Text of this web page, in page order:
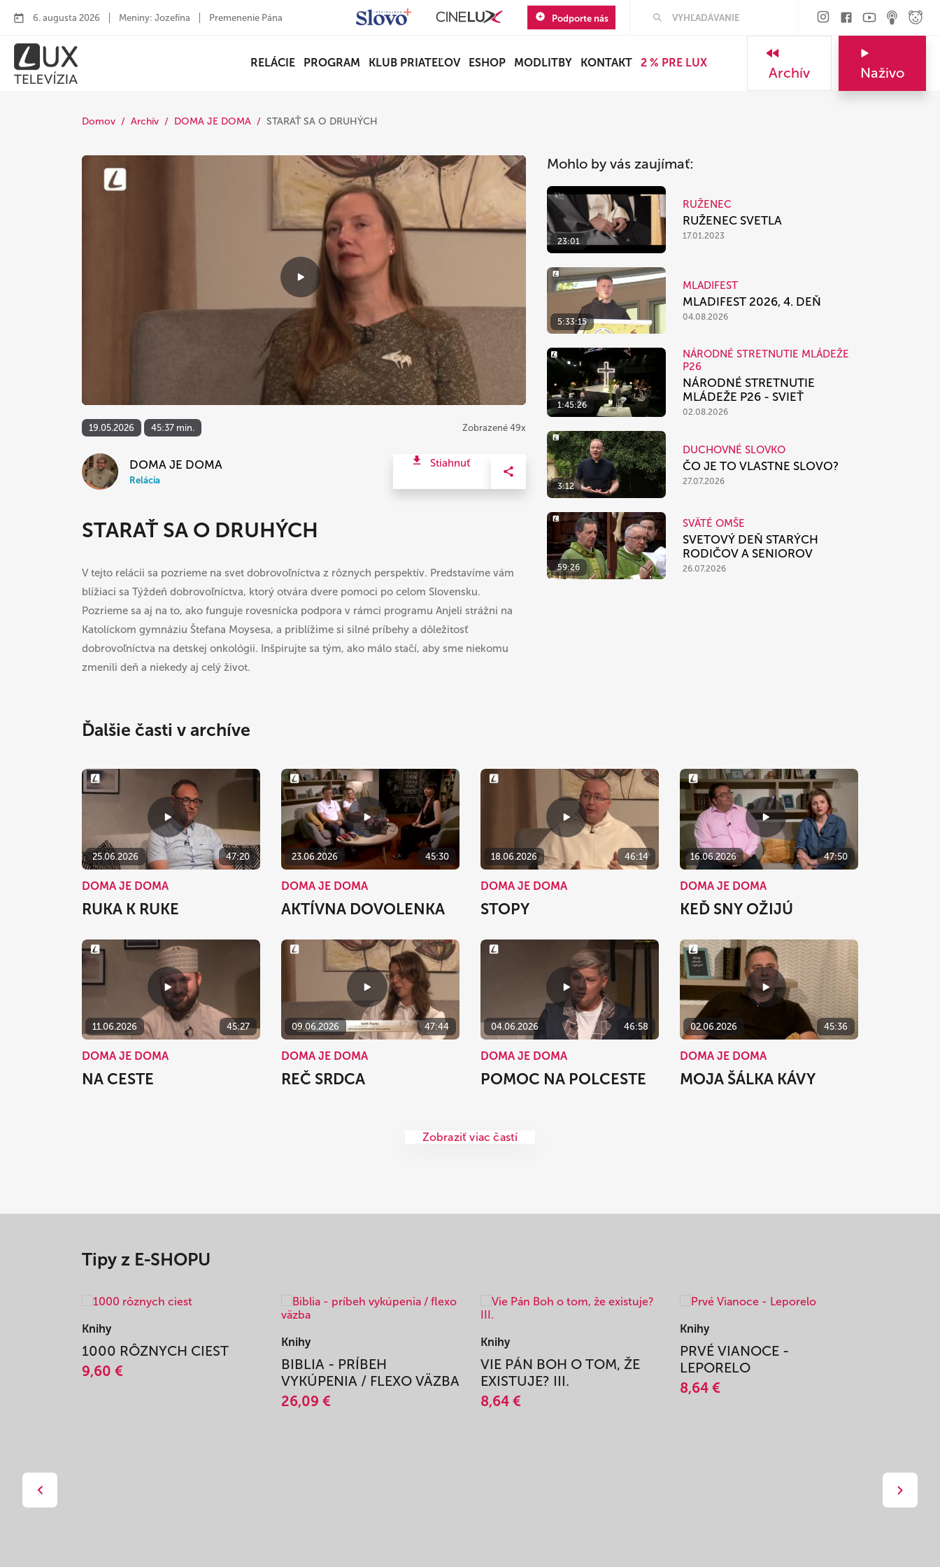
6. augusta 2026 Meniny: Jozefína Premenenie Pána Podporte nás
RELÁCIE PROGRAM KLUB PRIATEĽOV ESHOP MODLITBY KONTAKT 2 % PRE LUX
Archív Naživo
Domov Archív DOMA JE DOMA STARAŤ SA O DRUHÝCH
Play
Video
19.05.2026 45:37 min. Zobrazené 49x
DOMA JE DOMA
Relácia
Stiahnuť
STARAŤ SA O DRUHÝCH
V tejto relácii sa pozrieme na svet dobrovoľníctva z rôznych perspektív. Predstavíme vám
blížiaci sa Týždeň dobrovoľníctva, ktorý otvára dvere pomoci po celom Slovensku.
Pozrieme sa aj na to, ako funguje rovesnícka podpora v rámci programu Anjeli strážni na
Katolíckom gymnáziu Štefana Moysesa, a priblížime si silné príbehy a dôležitosť
dobrovoľníctva na detskej onkológii. Inšpirujte sa tým, ako málo stačí, aby sme niekomu
zmenili deň a niekedy aj celý život.
Mohlo by vás zaujímať:
23:01
RUŽENEC
RUŽENEC SVETLA
17.01.2023
5:33:15
MLADIFEST
MLADIFEST 2026, 4. DEŇ
04.08.2026
1:45:26
NÁRODNÉ STRETNUTIE MLÁDEŽE
P26
NÁRODNÉ STRETNUTIE
MLÁDEŽE P26 - SVIEŤ
02.08.2026
3:12
DUCHOVNÉ SLOVKO
ČO JE TO VLASTNE SLOVO?
27.07.2026
59:26
SVÄTÉ OMŠE
SVETOVÝ DEŇ STARÝCH
RODIČOV A SENIOROV
26.07.2026
Ďalšie časti v archíve
25.06.2026 47:20
DOMA JE DOMA
RUKA K RUKE
23.06.2026 45:30
DOMA JE DOMA
AKTÍVNA DOVOLENKA
18.06.2026 46:14
DOMA JE DOMA
STOPY
16.06.2026 47:50
DOMA JE DOMA
KEĎ SNY OŽIJÚ
11.06.2026 45:27
DOMA JE DOMA
NA CESTE
09.06.2026 47:44
DOMA JE DOMA
REČ SRDCA
04.06.2026 46:58
DOMA JE DOMA
POMOC NA POLCESTE
02.06.2026 45:36
DOMA JE DOMA
MOJA ŠÁLKA KÁVY
Zobraziť viac častí
Tipy z E-SHOPU
Knihy
1000 RÔZNYCH CIEST
9,60 €
Knihy
BIBLIA - PRÍBEH
VYKÚPENIA / FLEXO VÄZBA
26,09 €
Knihy
VIE PÁN BOH O TOM, ŽE
EXISTUJE? III.
8,64 €
Knihy
PRVÉ VIANOCE -
LEPORELO
8,64 €